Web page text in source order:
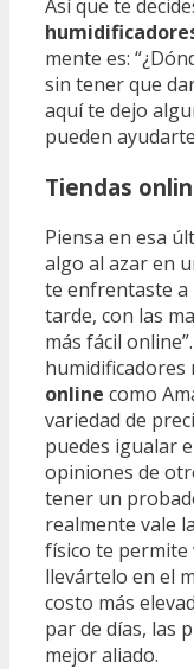
Así que te
mente es:
sin tener que
aquí te dejo
pueden
Tiendas
Piensa en esa
algo al azar en
te enfrentaste a
tarde, con las
más fácil
humidificadores
online como
variedad de
puedes igualar
opiniones de
tener un
realmente vale
físico te permite
llevártelo en el
costo más
par de días, las
mejor aliado.